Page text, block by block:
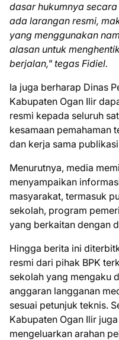
dasar hukumnya
ada larangan resmi,
yang menggunakan
alasan untuk
berjalan," tegas Fidiel.
Ia juga berharap Dinas
Kabupaten Ogan Ilir
resmi kepada seluruh
kesamaan pemahaman
dan kerja sama
Menurutnya, media
menyampaikan
masyarakat, termasuk
sekolah, program
yang berkaitan dengan
Hingga berita ini
resmi dari pihak BPK
sekolah yang mengaku
anggaran langganan
sesuai petunjuk teknis.
Kabupaten Ogan Ilir
mengeluarkan arahan